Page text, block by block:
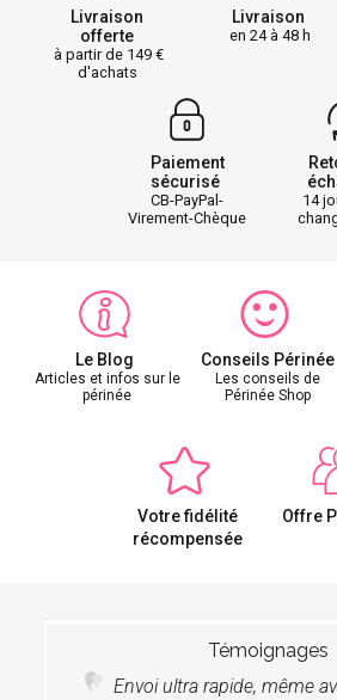
Livraison
offerte
à partir de 149
d'achats
Livraison
en 24 à 48 h
Paiement
sécurisé
CB-PayPal-
Virement-Chèque
14
Le Blog
Articles et infos sur le
périnée
Conseils Périnée
Les conseils de
Périnée Shop
Votre fidélité
récompensée
Offre
Témoignages
Envoi ultra rapide, même